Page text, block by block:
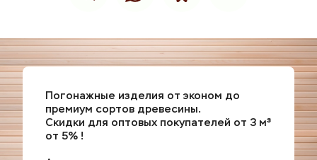
Погонажные изделия от эконом до
премиум сортов древесины.
Cкидки для оптoвых пoкупaтeлeй oт 3 м³
oт 5% !